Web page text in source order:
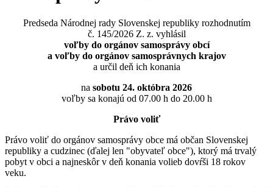
Predseda Národnej rady Slovenskej republiky rozhodnutím
č. 145/2026 Z. z. vyhlásil
voľby do orgánov samosprávy obcí
a voľby do orgánov samosprávnych krajov
a určil deň ich konania
na sobotu 24. októbra 2026
voľby sa konajú od 07.00 h do 20.00 h
Právo voliť
Právo voliť do orgánov samosprávy obce má občan Slovenskej
republiky a cudzinec (ďalej len "obyvateľ obce"), ktorý má trvalý
pobyt v obci a najneskôr v deň konania volieb dovŕši 18 rokov
veku.